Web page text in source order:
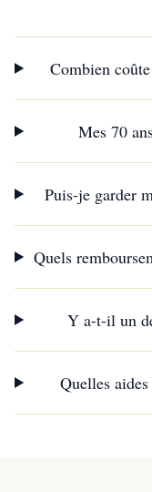
Combien
Mes 70
Puis-je garder
Quels
Y a-t-il un
Quelles